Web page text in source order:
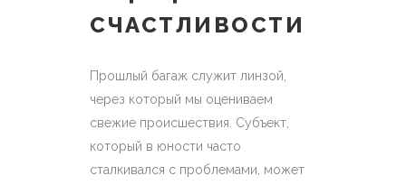
СЧАСТЛИВОСТИ
Прошлый багаж служит линзой,
через который мы оцениваем
свежие происшествия. Субъект,
который в юности часто
сталкивался с проблемами, может